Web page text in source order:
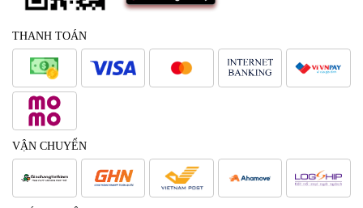
THANH TOÁN
VẬN CHUYỂN